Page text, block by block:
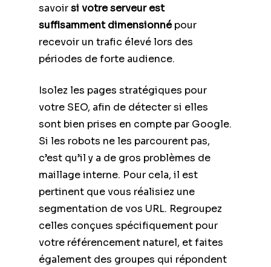
savoirsi votre serveur est
suffisamment dimensionnépour
recevoir un trafic élevé lors des
périodes de forte audience.
Isolez les pages stratégiques pour
votre SEO, afin de détecter si elles
sont bien prises en compte par Google.
Si les robots ne les parcourent pas,
c’est qu’il y a de gros problèmes de
maillage interne. Pour cela, il est
pertinent que vous réalisiez une
segmentation de vos URL. Regroupez
celles conçues spécifiquement pour
votre référencement naturel, et faites
également des groupes qui répondent